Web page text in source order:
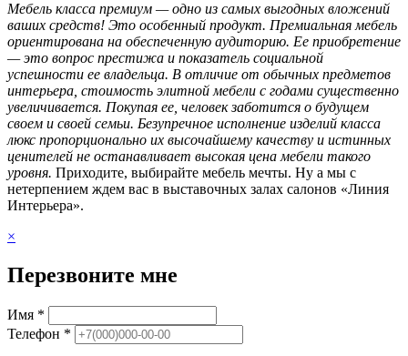
Мебель класса премиум — одно из самых выгодных вложений
ваших средств! Это особенный продукт. Премиальная мебель
ориентирована на обеспеченную аудиторию. Ее приобретение
— это вопрос престижа и показатель социальной
успешности ее владельца. В отличие от обычных предметов
интерьера, стоимость элитной мебели с годами существенно
увеличивается. Покупая ее, человек заботится о будущем
своем и своей семьи. Безупречное исполнение изделий класса
люкс пропорционально их высочайшему качеству и истинных
ценителей не останавливает высокая цена мебели такого
уровня. Приходите, выбирайте мебель мечты. Ну а мы с
нетерпением ждем вас в выставочных залах салонов «Линия
Интерьера».
×
Перезвоните мне
Имя *
Телефон *